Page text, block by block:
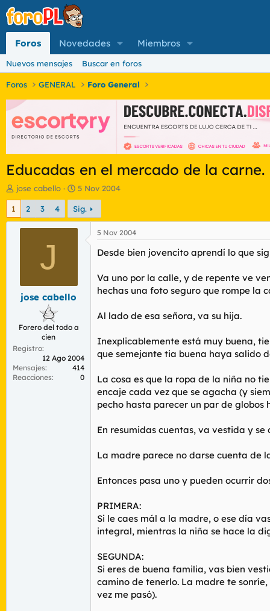
Foros Novedades Miembros
Nuevos mensajes Buscar en foros
Foros GENERAL Foro General
Educadas en el mercado de la carne.
I
n
c
d
e
a
jose cabello
F
e
c
h
a
i
5 Nov 2004
1 2 3 4 Sig.
J
jose cabello
Forero del todo a
cien
Registro
12 Ago 2004
Mensajes
414
Reacciones
0
5 Nov 2004
Desde bien jovencito aprendí lo que
Va uno por la calle, y de repente ve
hechas una foto seguro que rompe la
Al lado de esa señora, va su hija.
Inexplicablemente está muy buena,
que semejante tia buena haya salido
La cosa es que la ropa de la niña no
encaje cada vez que se agacha (y
pecho hasta parecer un par de
En resumidas cuentas, va vestida y
La madre parece no darse cuenta de
Entonces pasa uno y pueden ocurrir
PRIMERA:
Si le caes mál a la madre, o ese día
integral, mientras la niña se hace la
SEGUNDA:
Si eres de buena familia, vas bien
camino de tenerlo. La madre te
vez me pasó).